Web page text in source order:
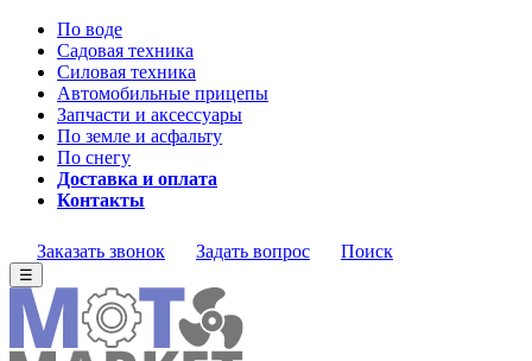
По воде
Садовая техника
Силовая техника
Автомобильные прицепы
Запчасти и аксессуары
По земле и асфальту
По снегу
Доставка и оплата
Контакты
Заказать звонок Задать вопрос Поиск
☰